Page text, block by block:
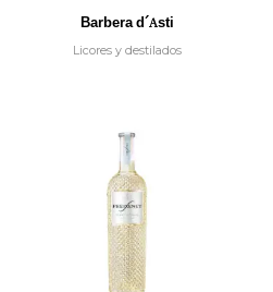
Barbera d´Asti
Licores y destilados